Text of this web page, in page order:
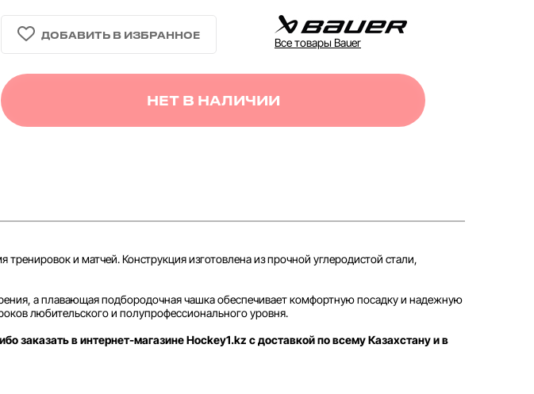
Все товары Bauer
НЕТ В НАЛИЧИИ
и матчей. Конструкция изготовлена из прочной углеродистой стали,
а плавающая подбородочная чашка обеспечивает комфортную посадку и надежную
любительского и полупрофессионального уровня.
заказать в интернет-магазине Hockey1.kz с доставкой по всему Казахстану и в